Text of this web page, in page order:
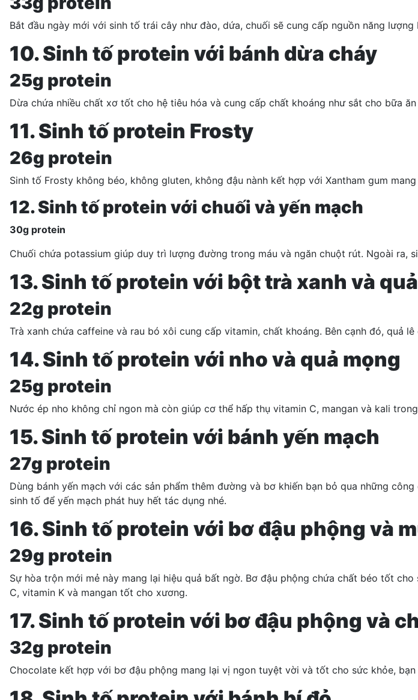
Bắt đầu ngày mới với sinh tố trái cây như đào, dứa, chuối sẽ cung cấp nguồn năng lượng
10. Sinh tố protein với bánh dừa cháy
25g protein
Dừa chứa nhiều chất xơ tốt cho hệ tiêu hóa và cung cấp chất khoáng như sắt cho bữa
11. Sinh tố protein Frosty
26g protein
Sinh tố Frosty không béo, không gluten, không đậu nành kết hợp với Xantham gum
12. Sinh tố protein với chuối và yến mạch
30g protein
Chuối chứa potassium giúp duy trì lượng đường trong máu và ngăn chuột rút. Ngoài ra,
13. Sinh tố protein với bột trà xanh và
22g protein
Trà xanh chứa caffeine và rau bó xôi cung cấp vitamin, chất khoáng. Bên cạnh đó, quả
14. Sinh tố protein với nho và quả mọng
25g protein
Nước ép nho không chỉ ngon mà còn giúp cơ thể hấp thụ vitamin C, mangan và kali
15. Sinh tố protein với bánh yến mạch
27g protein
Dùng bánh yến mạch với các sản phẩm thêm đường và bơ khiến bạn bỏ qua những
sinh tố để yến mạch phát huy hết tác dụng nhé.
16. Sinh tố protein với bơ đậu phộng và
29g protein
Sự hòa trộn mới mẻ này mang lại hiệu quả bất ngờ. Bơ đậu phộng chứa chất béo tốt
C, vitamin K và mangan tốt cho xương.
17. Sinh tố protein với bơ đậu phộng và
32g protein
Chocolate kết hợp với bơ đậu phộng mang lại vị ngon tuyệt vời và tốt cho sức khỏe,